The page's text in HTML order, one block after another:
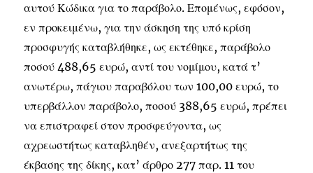
αυτού Κώδικα για το παράβολο. Επομένως, εφόσον,
εν προκειμένω, για την άσκηση της υπό κρίση
προσφυγής καταβλήθηκε, ως εκτέθηκε, παράβολο
ποσού 488,65 ευρώ, αντί του νομίμου, κατά τ’
ανωτέρω, πάγιου παραβόλου των 100,00 ευρώ, το
υπερβάλλον παράβολο, ποσού 388,65 ευρώ, πρέπει
να επιστραφεί στον προσφεύγοντα, ως
αχρεωστήτως καταβληθέν, ανεξαρτήτως της
έκβασης της δίκης, κατ’ άρθρο 277 παρ. 11 του